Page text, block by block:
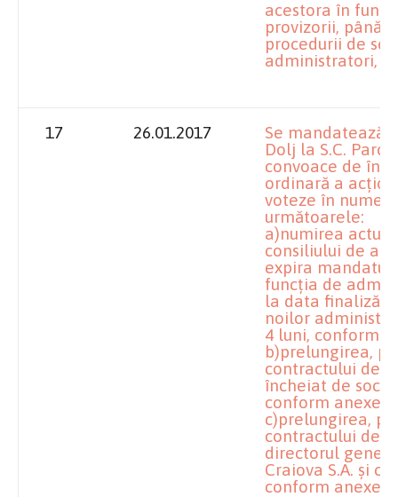
acestora în
provizorii, până
procedurii de
administratori,
17 26.01.2017
Se mandatează
Dolj la S.C. Parc
convoace de
ordinară a
voteze în
următoarele:
a)numirea
consiliului de
expira mandatul
funcţia de
la data
noilor
4 luni, conform
b)prelungirea,
contractului de
încheiat de
conform anexei
c)prelungirea,
contractului de
directorul
Craiova S.A. şi
conform anexei